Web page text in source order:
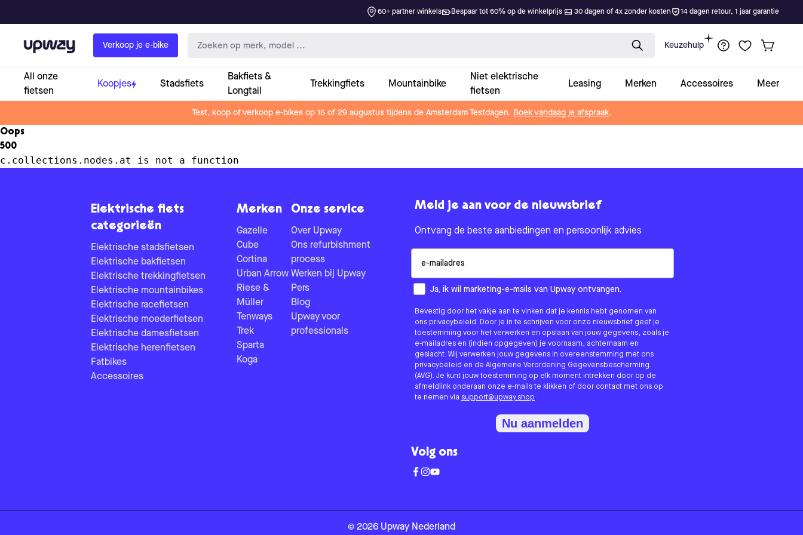
60+ partner winkels Bespaar tot 60% op de winkelprijs 30 dagen of 4x zonder kosten 14 dagen retour, 1 jaar garantie
Upway Verkoop je e-bike Keuzehulp
All onze
fietsen
Koopjes Stadsfiets
Bakfiets &
Longtail
Trekkingfiets Mountainbike
Niet elektrische
fietsen
Leasing Merken Accessoires Meer
Test, koop of verkoop e-bikes op 15 of 29 augustus tijdens de Amsterdam Testdagen. Boek vandaag je afspraak.
Oops
500
c.collections.nodes.at is not a function
Elektrische fiets
categorieën
Elektrische stadsfietsen
Elektrische bakfietsen
Elektrische trekkingfietsen
Elektrische mountainbikes
Elektrische racefietsen
Elektrische moederfietsen
Elektrische damesfietsen
Elektrische herenfietsen
Fatbikes
Accessoires
Merken
Gazelle
Cube
Cortina
Urban Arrow
Riese &
Müller
Tenways
Trek
Sparta
Koga
Onze service
Over Upway
Ons refurbishment
process
Werken bij Upway
Pers
Blog
Upway voor
professionals
Meld je aan voor de nieuwsbrief
Ontvang de beste aanbiedingen en persoonlijk advies
How would you like to hear from us?
Ja, ik wil marketing-e-mails van Upway ontvangen.
Bevestig door het vakje aan te vinken dat je kennis hebt genomen van
ons privacybeleid. Door je in te schrijven voor onze nieuwsbrief geef je
toestemming voor het verwerken en opslaan van jouw gegevens, zoals je
e-mailadres en (indien opgegeven) je voornaam, achternaam en
geslacht. Wij verwerken jouw gegevens in overeenstemming met ons
privacybeleid en de Algemene Verordening Gegevensbescherming
(AVG). Je kunt jouw toestemming op elk moment intrekken door op de
afmeldlink onderaan onze e-mails te klikken of door contact met ons op
te nemen via support@upway.shop
Nu aanmelden
Volg ons
© 2026 Upway Nederland